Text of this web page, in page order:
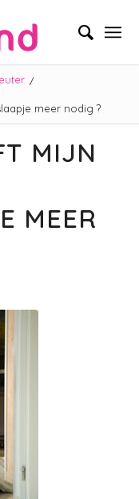
/
meer nodig ?
MIJN
MEER